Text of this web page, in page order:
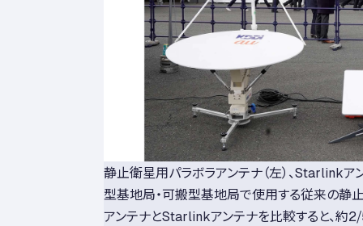
静止衛星用パラボラアンテナ（左）、Starlinkア
型基地局・可搬型基地局で使用する従来の静
アンテナとStarlinkアンテナを比較すると、約